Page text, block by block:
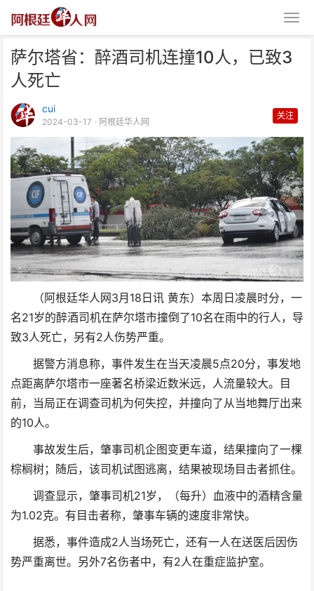
萨尔塔省：醉酒司机连撞10人，已致3
人死亡
cui
2024-03-17 · 阿根廷华人网
关注
（阿根廷华人网3月18日讯 黄东）本周日凌晨时分，一
名21岁的醉酒司机在萨尔塔市撞倒了10名在雨中的行人，导
致3人死亡，另有2人伤势严重。
据警方消息称，事件发生在当天凌晨5点20分，事发地
点距离萨尔塔市一座著名桥梁近数米远，人流量较大。目
前，当局正在调查司机为何失控，并撞向了从当地舞厅出来
的10人。
事故发生后，肇事司机企图变更车道，结果撞向了一棵
棕榈树；随后，该司机试图逃离，结果被现场目击者抓住。
调查显示，肇事司机21岁，（每升）血液中的酒精含量
为1.02克。有目击者称，肇事车辆的速度非常快。
据悉，事件造成2人当场死亡，还有一人在送医后因伤
势严重离世。另外7名伤者中，有2人在重症监护室。
萨尔塔省：醉酒司机连撞10人，
已致3人死亡